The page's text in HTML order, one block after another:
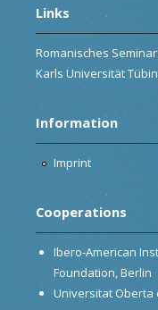
Links
Romanisches
Karls Universität
Information
Imprint
Cooperations
Ibero-American
Foundation, Berlin
Universitat Oberta